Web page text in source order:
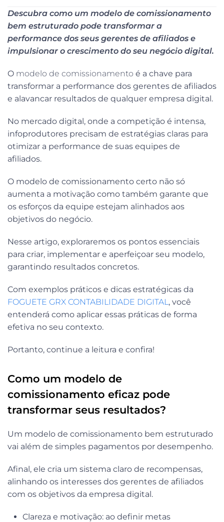
Descubra como um modelo de comissionamento
bem estruturado pode transformar a
performance dos seus gerentes de afiliados e
impulsionar o crescimento do seu negócio digital.
O modelo de comissionamento é a chave para
transformar a performance dos gerentes de afiliados
e alavancar resultados de qualquer empresa digital.
No mercado digital, onde a competição é intensa,
infoprodutores precisam de estratégias claras para
otimizar a performance de suas equipes de
afiliados.
O modelo de comissionamento certo não só
aumenta a motivação como também garante que
os esforços da equipe estejam alinhados aos
objetivos do negócio.
Nesse artigo, exploraremos os pontos essenciais
para criar, implementar e aperfeiçoar seu modelo,
garantindo resultados concretos.
Com exemplos práticos e dicas estratégicas da
FOGUETE GRX CONTABILIDADE DIGITAL , você
entenderá como aplicar essas práticas de forma
efetiva no seu contexto.
Portanto, continue a leitura e confira!
Como um modelo de
comissionamento eficaz pode
transformar seus resultados?
Um modelo de comissionamento bem estruturado
vai além de simples pagamentos por desempenho.
Afinal, ele cria um sistema claro de recompensas,
alinhando os interesses dos gerentes de afiliados
com os objetivos da empresa digital.
Clareza e motivação: ao definir metas